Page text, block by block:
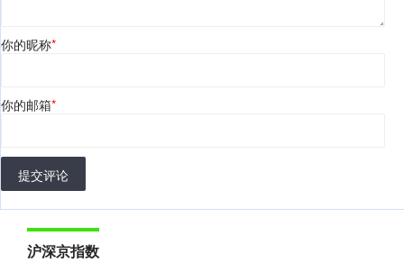
你的昵称*
你的邮箱*
提交评论
沪深京指数